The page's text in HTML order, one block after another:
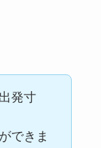
発寸
できま